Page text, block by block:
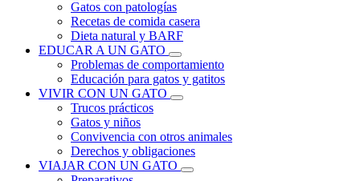
Gatos con patologías
Recetas de comida casera
Dieta natural y BARF
EDUCAR A UN GATO
Problemas de comportamiento
Educación para gatos y gatitos
VIVIR CON UN GATO
Trucos prácticos
Gatos y niños
Convivencia con otros animales
Derechos y obligaciones
VIAJAR CON UN GATO